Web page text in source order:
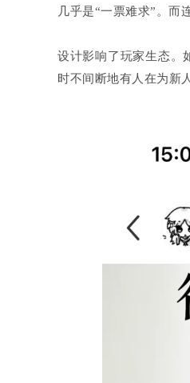
几乎是“一票难求”。而
设计影响了玩家生态。
时不间断地有人在为新